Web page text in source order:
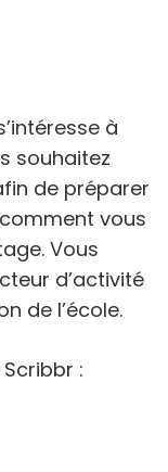
à
souhaitez
de préparer
vous
Vous
d’activité
de l’école.
: